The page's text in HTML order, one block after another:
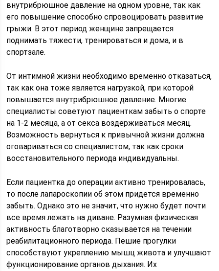
внутрибрюшное давление на одном уровне, так как
его повышение способно спровоцировать развитие
грыжи. В этот период женщине запрещается
поднимать тяжести, тренироваться и дома, и в
спортзале.
От интимной жизни необходимо временно отказаться,
так как она тоже является нагрузкой, при которой
повышается внутрибрюшное давление. Многие
специалисты советуют пациенткам забыть о спорте
на 1-2 месяца, а от секса воздерживаться месяц.
Возможность вернуться к привычной жизни должна
оговариваться со специалистом, так как сроки
восстановительного периода индивидуальны.
Если пациентка до операции активно тренировалась,
то после лапароскопии об этом придется временно
забыть. Однако это не значит, что нужно будет почти
все время лежать на диване. Разумная физическая
активность благотворно сказывается на течении
реабилитационного периода. Пешие прогулки
способствуют укреплению мышц живота и улучшают
функционирование органов дыхания. Их